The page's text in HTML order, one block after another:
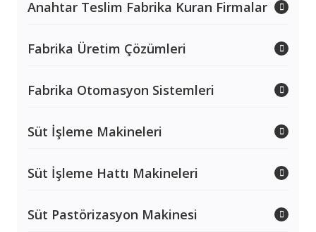
Anahtar Teslim Fabrika Kuran Firmalar
Fabrika Üretim Çözümleri
Fabrika Otomasyon Sistemleri
Süt İşleme Makineleri
Süt İşleme Hattı Makineleri
Süt Pastörizasyon Makinesi